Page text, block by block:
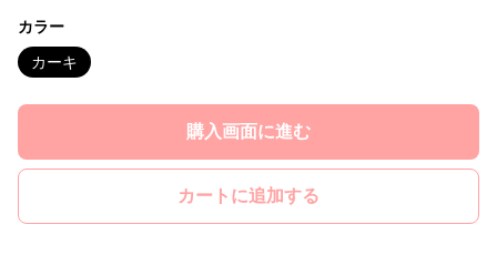
カラー
カーキ
購入画面に進む
カートに追加する